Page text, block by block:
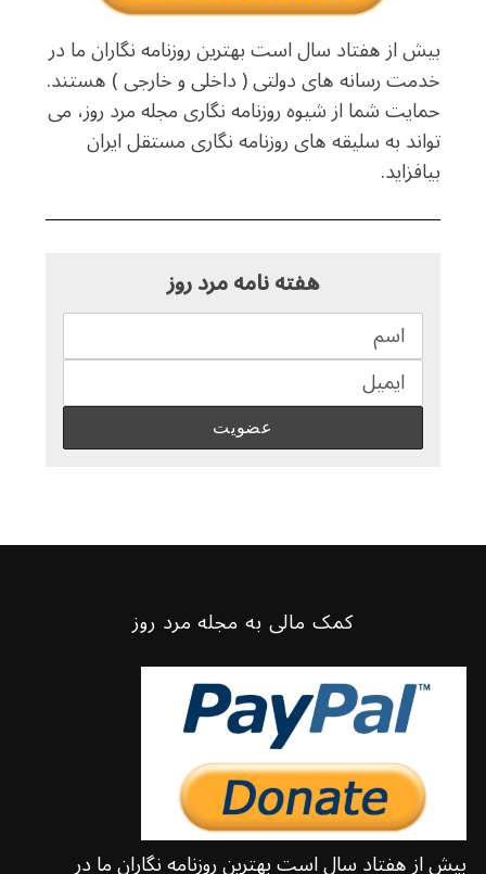
بیش از هفتاد سال است بهترین روزنامه نگاران ما در
خدمت رسانه های دولتی ( داخلی و خارجی ) هستند.
حمایت شما از شیوه روزنامه نگاری مجله مرد روز، می
تواند به سلیقه های روزنامه نگاری مستقل ایران
بیافزاید.
هفته نامه مرد روز
کمک مالی به مجله مرد روز
بیش از هفتاد سال است بهترین روزنامه نگاران ما در